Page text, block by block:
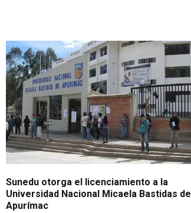
Sunedu otorga el licenciamiento a la
Universidad Nacional Micaela Bastidas de
Apurímac